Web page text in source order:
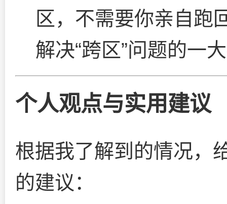
区，不需要你亲自跑
解决“跨区”问题的一
个人观点与实用建议
根据我了解到的情况，
的建议：